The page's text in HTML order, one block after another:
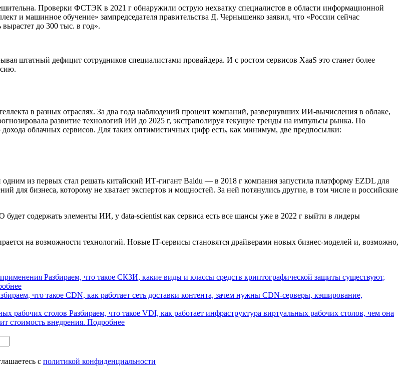
Проверки ФСТЭК в 2021 г обнаружили острую нехватку специалистов в области информационной
и машинное обучение» зампредседателя правительства Д. Чернышенко заявил, что «России сейчас
до 300 тыс. в год».
штатный дефицит сотрудников специалистами провайдера. И с ростом сервисов XaaS это станет более
в разных отраслях. За два года наблюдений процент компаний, развернувших ИИ-вычисления в облаке,
развитие технологий ИИ до 2025 г, экстраполируя текущие тренды на импульсы рынка. По
облачных сервисов. Для таких оптимистичных цифр есть, как минимум, две предпосылки:
из первых стал решать китайский ИТ-гигант Baidu — в 2018 г компания запустила платформу EZDL для
для бизнеса, которому не хватает экспертов и мощностей. За ней потянулись другие, в том числе и российские
содержать элементы ИИ, у data-scientist как сервиса есть все шансы уже в 2022 г выйти в лидеры
на возможности технологий. Новые IT-сервисы становятся драйверами новых бизнес-моделей и, возможно,
Разбираем, что такое СКЗИ, какие виды и классы средств криптографической защиты существуют,
что такое CDN, как работает сеть доставки контента, зачем нужны CDN-серверы, кэширование,
рабочих столов Разбираем, что такое VDI, как работает инфраструктура виртуальных рабочих столов, чем она
стоимость внедрения. Подробнее
с политикой конфиденциальности